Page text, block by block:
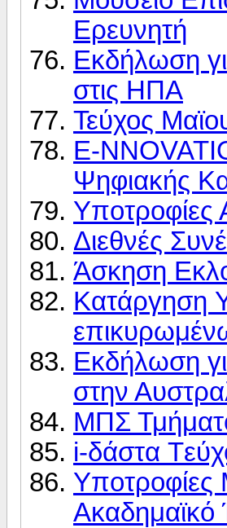
Ερευνητή
Εκδήλωση
στις ΗΠΑ
Τεύχος
Ε-
Ψηφιακής
Υποτροφίες
Διεθνές
Άσκηση
Κατάργηση
Εκδήλωση
στην
ΜΠΣ
i-δάστα
Υποτροφίες
Aκαδημαϊκό